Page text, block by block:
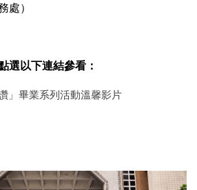
處）
選以下連結參看：
」畢業系列活動溫馨影片